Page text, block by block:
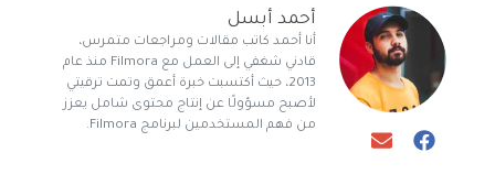
أحمد أبسل
أنا أحمد كاتب مقالات ومراجعات متمرس،
قادني شغفي إلى العمل مع Filmora منذ عام
2013، حيث أكتسبت خبرة أعمق وتمت ترقيتي
لأصبح مسؤولًا عن إنتاج محتوى شامل يعزز
من فهم المستخدمين لبرنامج Filmora.